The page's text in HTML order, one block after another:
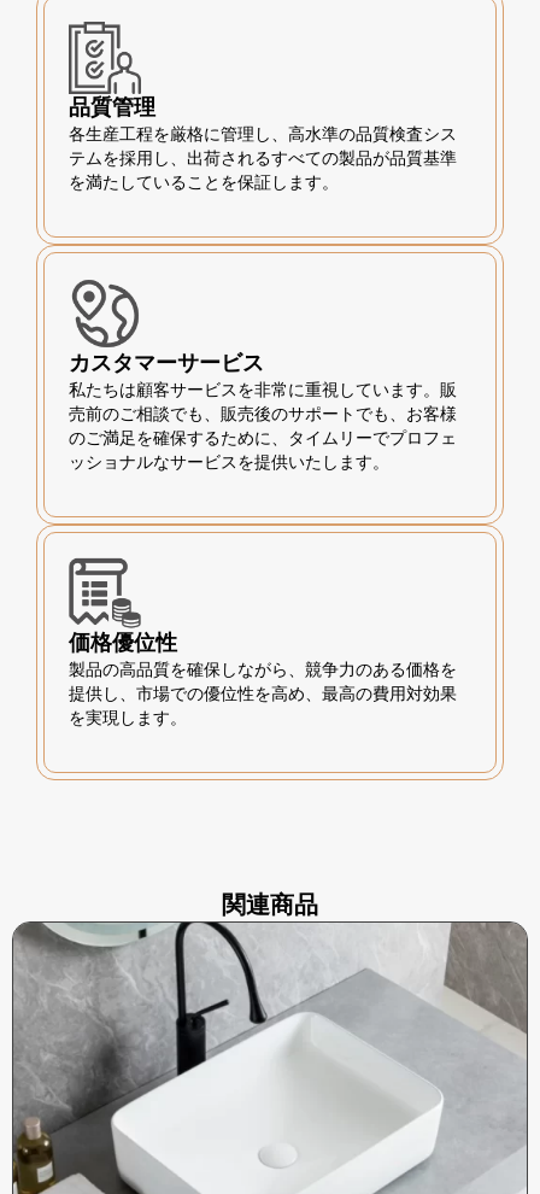
品質管理
各生産工程を厳格に管理し、高水準の品質検査シス
テムを採用し、出荷されるすべての製品が品質基準
を満たしていることを保証します。
カスタマーサービス
私たちは顧客サービスを非常に重視しています。販
売前のご相談でも、販売後のサポートでも、お客様
のご満足を確保するために、タイムリーでプロフェ
ッショナルなサービスを提供いたします。
価格優位性
製品の高品質を確保しながら、競争力のある価格を
提供し、市場での優位性を高め、最高の費用対効果
を実現します。
関連商品